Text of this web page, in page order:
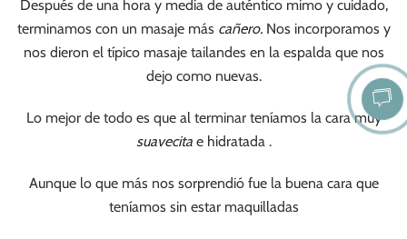
Después de una hora y media de auténtico mimo y cuidado,
terminamos con un masaje más cañero.Nos incorporamos y
nos dieron el típico masaje tailandes en la espalda que nos
dejo como nuevas.
Lo mejor de todo es que al terminar teníamos la cara muy
suavecitae hidratada .
Aunque lo que más nos sorprendió fue la buena cara que
teníamos sin estar maquilladas